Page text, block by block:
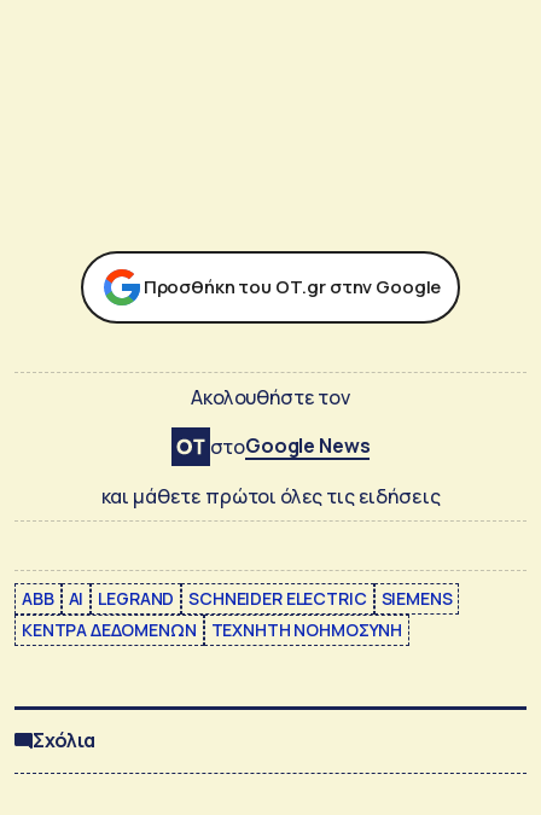
Προσθήκη του ΟΤ.gr στην Google
Ακολουθήστε τον
στοGoogle News
και μάθετε πρώτοι όλες τις ειδήσεις
ABB AI LEGRAND SCHNEIDER ELECTRIC
SIEMENS
ΚΕΝΤΡΑ ΔΕΔΟΜΕΝΩΝ
ΤΕΧΝΗΤΗ ΝΟΗΜΟΣΥΝΗ
Σχόλια